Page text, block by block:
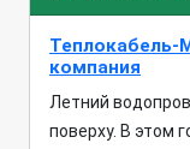
Теплокабель-
компания
Летний
поверху. В этом